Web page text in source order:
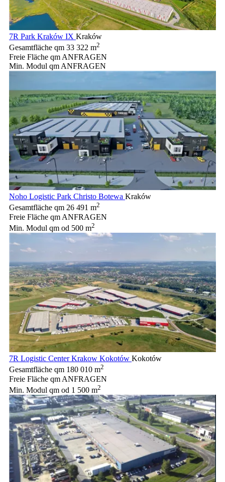
7R Park Kraków IX Kraków
Gesamtfläche qm 33 322 m2
Freie Fläche qm ANFRAGEN
Min. Modul qm ANFRAGEN
Noho Logistic Park Christo Botewa Kraków
Gesamtfläche qm 26 491 m2
Freie Fläche qm ANFRAGEN
Min. Modul qm od 500 m2
7R Logistic Center Krakow Kokotów Kokotów
Gesamtfläche qm 180 010 m2
Freie Fläche qm ANFRAGEN
Min. Modul qm od 1 500 m2